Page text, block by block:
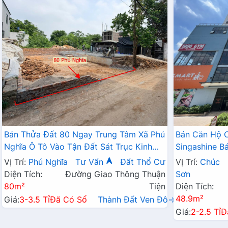
Bán Thửa Đất 80 Ngay Trung Tâm Xã Phú
Nghĩa Ô Tô Vào Tận Đất Sát Trục Kinh
Doanh Gần KCN Phú Nghĩa
Vị Trí: Phú Nghĩa Tư Vấn
Đất Thổ Cư
Diện Tích:
80m²
Đường Giao Thông Thuận
Tiện
Giá:3-3.5 TỉĐã Có Sổ Thành Đất Ven Đô→
Bán Căn Hộ
Singashine
Hợp Cho Hộ
Vị Trí: Chúc
Sơn
Diện Tích:
48.9m²
Giá:2-2.5 Tỉ